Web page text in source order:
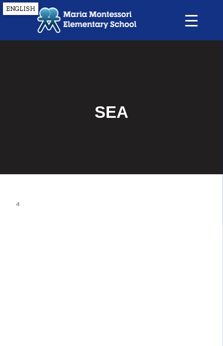
SEA
4
ENGLISH